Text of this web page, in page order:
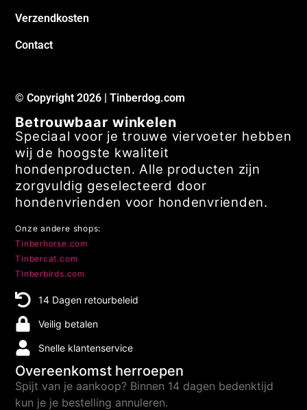
Verzendkosten
Contact
© Copyright 2026 | Tinberdog.com
Betrouwbaar winkelen
Speciaal voor je trouwe viervoeter hebben
wij de hoogste kwaliteit
hondenproducten. Alle producten zijn
zorgvuldig geselecteerd door
hondenvrienden voor hondenvrienden.
Onze andere shops:
Tinberhorse.com
Tinbercat.com
Tinberbirds.com
14 Dagen retourbeleid
Veilig betalen
Snelle klantenservice
Overeenkomst herroepen
Spijt van je aankoop? Binnen 14 dagen bedenktijd
kun je je bestelling annuleren.